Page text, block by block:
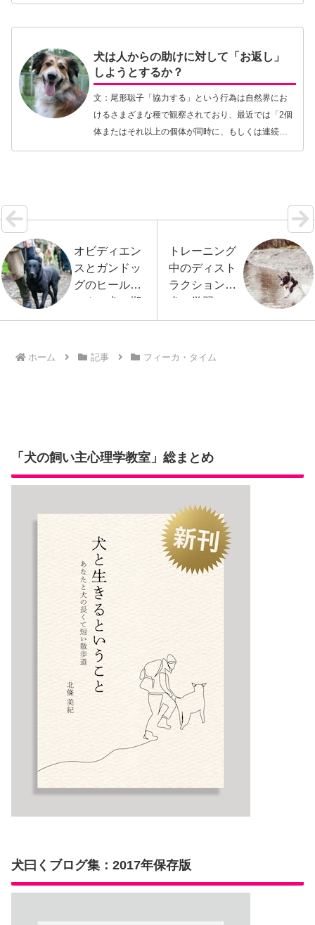
あらぬ方向…【続きを読む】
犬は人からの助けに対して「お返し」
しようとするか？
文：尾形聡子「協力する」という行為は自然界にお
けるさまざまな種で観察されており、最近では「2個
体またはそれ以上の個体が同時に、もしくは連続し
て、同じ、もしくは異なる行動をとること」と定義
オビディエン
スとガンドッ
グのヒールワ
ーク、犬の期
待感の違い
トレーニング
中のディスト
ラクション、
犬の学習への
影響
ホーム 記事 フィーカ・タイム
「犬の飼い主心理学教室」総まとめ
犬曰くブログ集：2017年保存版